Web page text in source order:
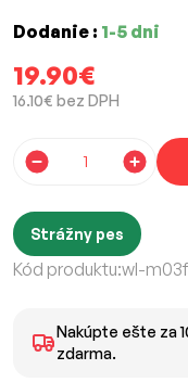
Dodanie : 1-5 dni
19.90€
16.10€ bez DPH
Strážny pes
Kód produktu:wl-
Nakúpte ešte za
zdarma.